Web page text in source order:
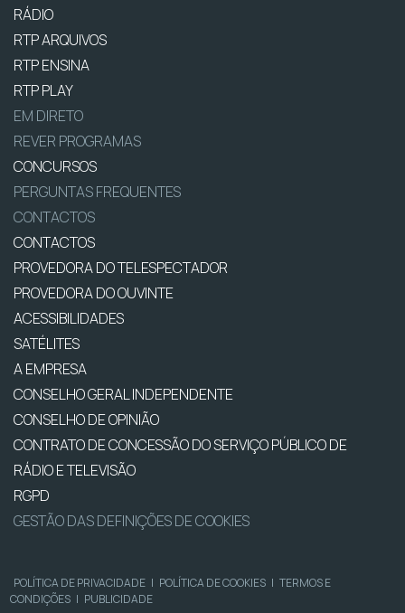
RÁDIO
RTP ARQUIVOS
RTP ENSINA
RTP PLAY
EM DIRETO
REVER PROGRAMAS
CONCURSOS
PERGUNTAS FREQUENTES
CONTACTOS
CONTACTOS
PROVEDORA DO TELESPECTADOR
PROVEDORA DO OUVINTE
ACESSIBILIDADES
SATÉLITES
A EMPRESA
CONSELHO GERAL INDEPENDENTE
CONSELHO DE OPINIÃO
CONTRATO DE CONCESSÃO DO SERVIÇO PÚBLICO DE
RÁDIO E TELEVISÃO
RGPD
GESTÃO DAS DEFINIÇÕES DE COOKIES
POLÍTICA DE PRIVACIDADE | POLÍTICA DE COOKIES | TERMOS E
CONDIÇÕES | PUBLICIDADE